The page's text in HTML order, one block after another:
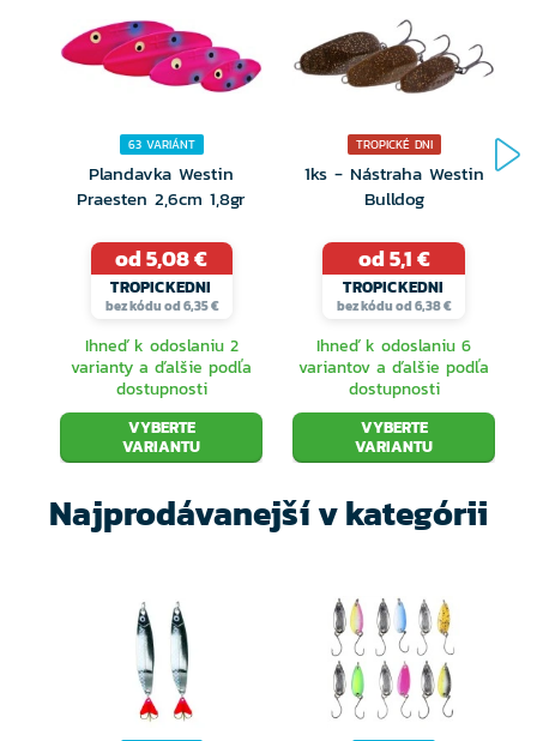
Ručne maľované detailné farby
63 VARIÁNT
Plandavka Westin
Praesten 2,6cm 1,8gr
od 5,08 €
TROPICKEDNI
bez kódu od 6,35 €
Ihneď k odoslaniu 2
varianty a ďalšie podľa
dostupnosti
VYBERTE
VARIANTU
TROPICKÉ DNI
1ks - Nástraha Westin
Bulldog
od 5,1 €
TROPICKEDNI
bez kódu od 6,38 €
Ihneď k odoslaniu 6
variantov a ďalšie podľa
dostupnosti
VYBERTE
VARIANTU
Najprodávanejší v kategórii